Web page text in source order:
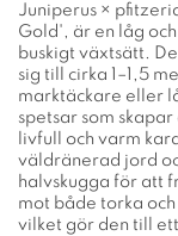
Juniperus ×
Gold', är en låg
buskigt växtsätt.
sig till cirka 1–1,5
marktäckare eller
spetsar som
livfull och varm
väldränerad jord
halvskugga för att
mot både torka
vilket gör den till